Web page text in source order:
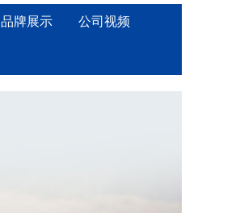
品牌展示 公司视频